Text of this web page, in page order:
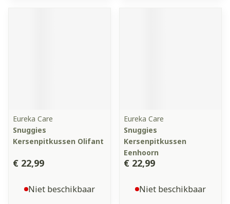
Eureka Care
Snuggies
Kersenpitkussen Olifant
€ 22,99
Niet beschikbaar
Eureka Care
Snuggies
Kersenpitkussen
Eenhoorn
€ 22,99
Niet beschikbaar